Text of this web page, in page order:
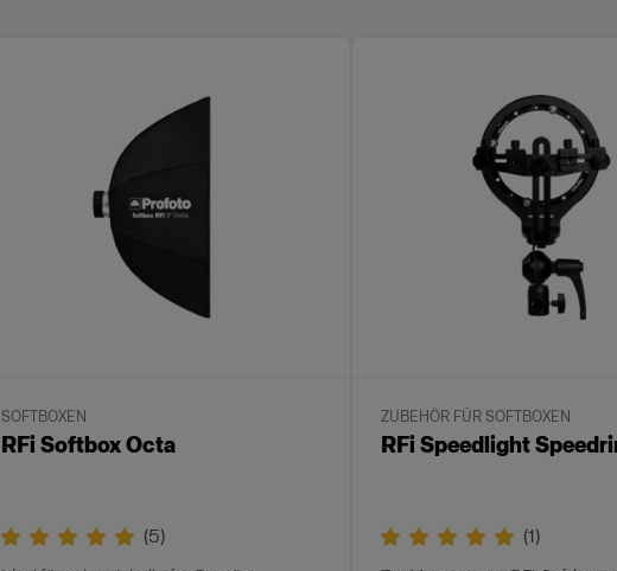
SOFTBOXEN
RFi Softbox Octa
(5)
ZUBEHÖR FÜR SOFTBOXEN
RFi Speedlight
(1)